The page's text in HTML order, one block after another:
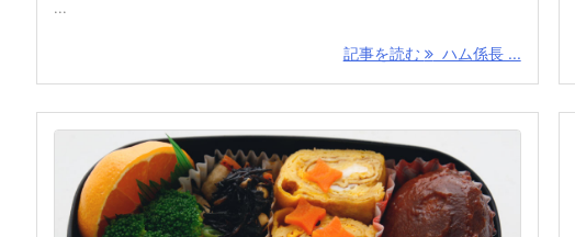
...
記事を読む ハム係長 ...